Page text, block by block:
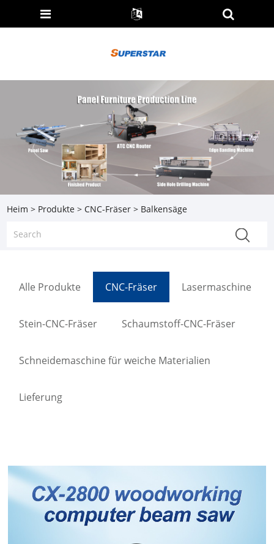
Heim > Produkte >CNC-Fräser > Balkensäge
Alle Produkte CNC-Fräser Lasermaschine
Stein-CNC-Fräser Schaumstoff-CNC-Fräser
Schneidemaschine für weiche Materialien
Lieferung